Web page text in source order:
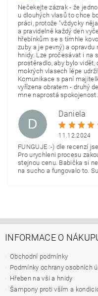
Nečekejte zázrak - že
u dlouhých vlasů to chce
práci, protože "vždycky
a pravidelně každý den
hřebínkům se s tímhle
zuby a je pevný) a
hnidy. Lze pročesávat i na
prostěradlo, aby bylo
mokrých vlasech lépe
Komunikace s paní
vyřízena obratem - druhý
mne naprostá spokojenost.
D
Daniela
11.12.2024
FUNGUJE :-) dle recenzí
Pro urychleni procesu
stejnou cenu. Babička si
na sucho a fungovalo to.
INFORMACE O
Obchodní podmínky
Podmínky ochrany osobních
Hřeben na vši a hnidy
Šampony proti vším a